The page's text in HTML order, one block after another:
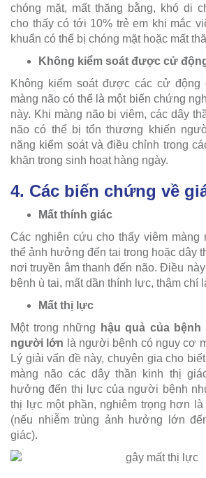
chóng mặt, mất thăng bằng, khó di
cho thấy có tới 10% trẻ em khi mắc
khuẩn có thể bị chóng mặt hoặc mất
Không kiểm soát được cử
Không kiểm soát được các cử động
màng não có thể là một biến chứng
này. Khi màng não bị viêm, các dây
não có thể bị tổn thương khiến
năng kiểm soát và điều chỉnh trong
khăn trong sinh hoạt hàng ngày.
4. Các biến chứng về
Mất thính giác
Các nghiên cứu cho thấy viêm màng
thể ảnh hưởng đến tai trong hoặc dây
nơi truyền âm thanh đến não. Điều
bệnh ù tai, mất dần thính lực, thậm chí
Mất thị lực
Một trong những
hậu quả của
người lớn là người bệnh có nguy cơ
Lý giải vấn đề này, chuyên gia cho
màng não các dây thần kinh thị
hưởng đến thị lực của người bệnh
thị lực một phần, nghiêm trọng hơn
(nếu nhiễm trùng ảnh hưởng lớn
giác).